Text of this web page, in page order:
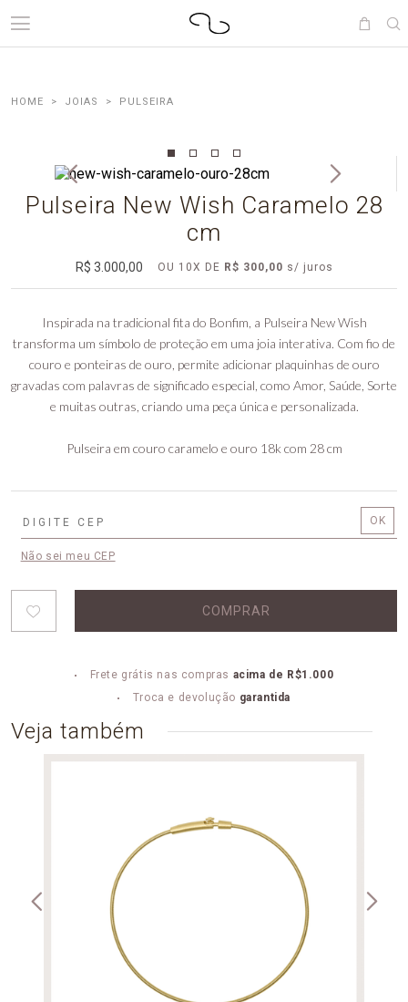
JOIAS PULSEIRA
Pulseira New Wish Caramelo 28
cm
R$ 3.000,00 OU 10X DE R$ 300,00
Inspirada na tradicional fita do Bonfim, a Pulseira New Wish
transforma um símbolo de proteção em uma joia interativa. Com fio de
couro e ponteiras de ouro, permite adicionar plaquinhas de ouro
gravadas com palavras de significado especial, como Amor, Saúde, Sorte
e muitas outras, criando uma peça única e personalizada.
Pulseira em couro caramelo e ouro 18k com 28 cm
Não sei meu CEP
COMPRAR
Frete grátis nas compras acima de R$1.000
Troca e devolução garantida
Veja também